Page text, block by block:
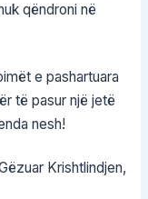
qëndroni në
e pashartuara
të pasur një jetë
nesh!
Krishtlindjen,